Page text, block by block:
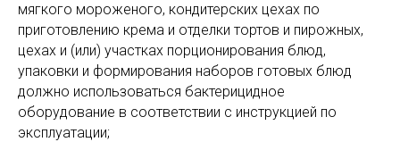
мягкого мороженого, кондитерских цехах по
приготовлению крема и отделки тортов и пирожных,
цехах и (или) участках порционирования блюд,
упаковки и формирования наборов готовых блюд
должно использоваться бактерицидное
оборудование в соответствии с инструкцией по
эксплуатации;